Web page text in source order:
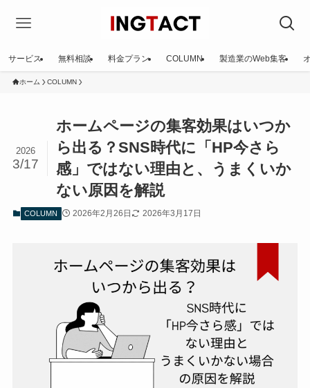
サービス 無料相談 料金プラン COLUMN 製造業のWeb集客
ホーム COLUMN
ホームページの集客効果はいつか
ら出る？SNS時代に「HP今さら
感」ではない理由と、うまくいか
ない原因を解説
2026
3/17
COLUMN 2026年2月26日 2026年3月17日